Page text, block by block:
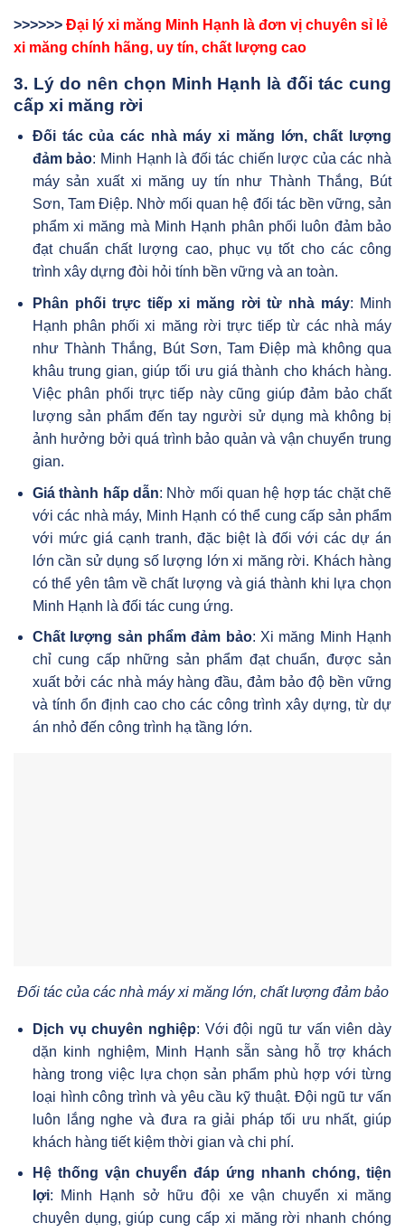
>>>>>> Đại lý xi măng Minh Hạnh là đơn vị chuyên sỉ lẻ
xi măng chính hãng, uy tín, chất lượng cao
3. Lý do nên chọn Minh Hạnh là đối tác cung
cấp xi măng rời
Đối tác của các nhà máy xi măng lớn, chất lượng
đảm bảo: Minh Hạnh là đối tác chiến lược của các nhà
máy sản xuất xi măng uy tín như Thành Thắng, Bút
Sơn, Tam Điệp. Nhờ mối quan hệ đối tác bền vững, sản
phẩm xi măng mà Minh Hạnh phân phối luôn đảm bảo
đạt chuẩn chất lượng cao, phục vụ tốt cho các công
trình xây dựng đòi hỏi tính bền vững và an toàn.
Phân phối trực tiếp xi măng rời từ nhà máy: Minh
Hạnh phân phối xi măng rời trực tiếp từ các nhà máy
như Thành Thắng, Bút Sơn, Tam Điệp mà không qua
khâu trung gian, giúp tối ưu giá thành cho khách hàng.
Việc phân phối trực tiếp này cũng giúp đảm bảo chất
lượng sản phẩm đến tay người sử dụng mà không bị
ảnh hưởng bởi quá trình bảo quản và vận chuyển trung
gian.
Giá thành hấp dẫn: Nhờ mối quan hệ hợp tác chặt chẽ
với các nhà máy, Minh Hạnh có thể cung cấp sản phẩm
với mức giá cạnh tranh, đặc biệt là đối với các dự án
lớn cần sử dụng số lượng lớn xi măng rời. Khách hàng
có thể yên tâm về chất lượng và giá thành khi lựa chọn
Minh Hạnh là đối tác cung ứng.
Chất lượng sản phẩm đảm bảo: Xi măng Minh Hạnh
chỉ cung cấp những sản phẩm đạt chuẩn, được sản
xuất bởi các nhà máy hàng đầu, đảm bảo độ bền vững
và tính ổn định cao cho các công trình xây dựng, từ dự
án nhỏ đến công trình hạ tầng lớn.
Đối tác của các nhà máy xi măng lớn, chất lượng đảm bảo
Dịch vụ chuyên nghiệp: Với đội ngũ tư vấn viên dày
dặn kinh nghiệm, Minh Hạnh sẵn sàng hỗ trợ khách
hàng trong việc lựa chọn sản phẩm phù hợp với từng
loại hình công trình và yêu cầu kỹ thuật. Đội ngũ tư vấn
luôn lắng nghe và đưa ra giải pháp tối ưu nhất, giúp
khách hàng tiết kiệm thời gian và chi phí.
Hệ thống vận chuyển đáp ứng nhanh chóng, tiện
lợi: Minh Hạnh sở hữu đội xe vận chuyển xi măng
chuyên dụng, giúp cung cấp xi măng rời nhanh chóng